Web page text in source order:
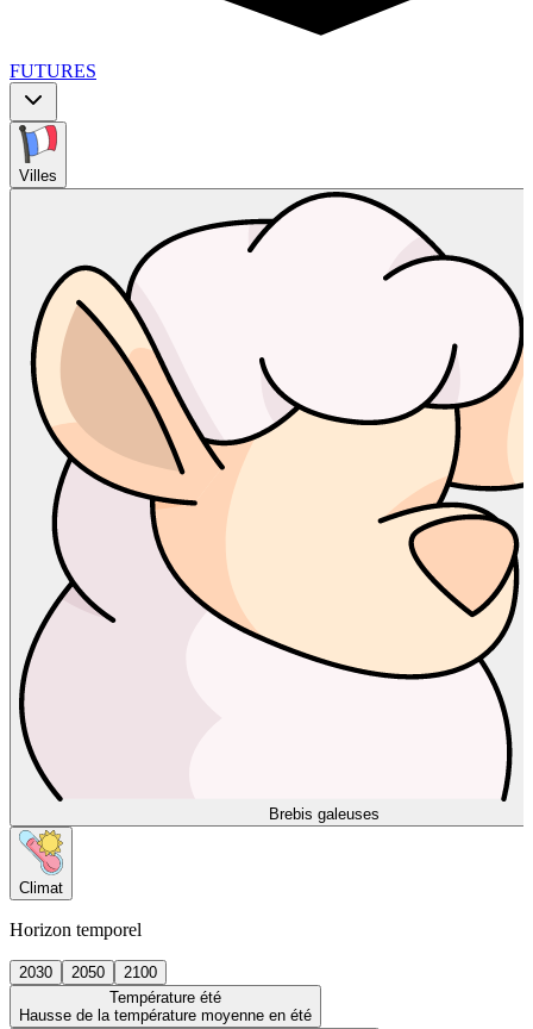
FUTURES
Villes
Brebis galeuses
Climat
Horizon temporel
2030 2050
2100
Température été
Hausse de la température moyenne en été